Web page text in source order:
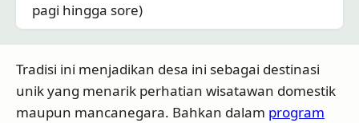
pagi hingga sore)
Tradisi ini menjadikan desa ini sebagai destinasi
unik yang menarik perhatian wisatawan domestik
maupun mancanegara. Bahkan dalam program